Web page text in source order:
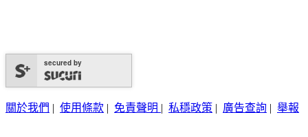
secured by
關於我們 | 使用條款 | 免責聲明 | 私穩政策 | 廣告查詢 | 舉報